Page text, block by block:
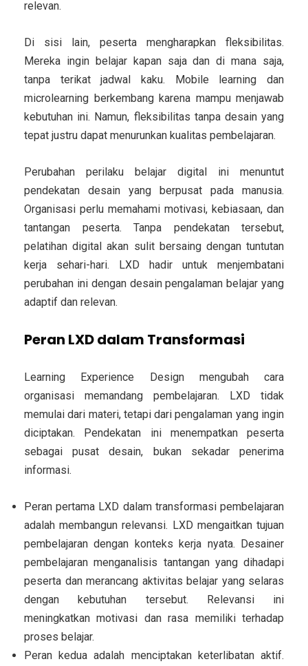
relevan.
Di sisi lain, peserta mengharapkan fleksibilitas.
Mereka ingin belajar kapan saja dan di mana saja,
tanpa terikat jadwal kaku. Mobile learning dan
microlearning berkembang karena mampu menjawab
kebutuhan ini. Namun, fleksibilitas tanpa desain yang
tepat justru dapat menurunkan kualitas pembelajaran.
Perubahan perilaku belajar digital ini menuntut
pendekatan desain yang berpusat pada manusia.
Organisasi perlu memahami motivasi, kebiasaan, dan
tantangan peserta. Tanpa pendekatan tersebut,
pelatihan digital akan sulit bersaing dengan tuntutan
kerja sehari-hari. LXD hadir untuk menjembatani
perubahan ini dengan desain pengalaman belajar yang
adaptif dan relevan.
Peran LXD dalam Transformasi
Learning Experience Design mengubah cara
organisasi memandang pembelajaran. LXD tidak
memulai dari materi, tetapi dari pengalaman yang ingin
diciptakan. Pendekatan ini menempatkan peserta
sebagai pusat desain, bukan sekadar penerima
informasi.
Peran pertama LXD dalam transformasi pembelajaran
adalah membangun relevansi. LXD mengaitkan tujuan
pembelajaran dengan konteks kerja nyata. Desainer
pembelajaran menganalisis tantangan yang dihadapi
peserta dan merancang aktivitas belajar yang selaras
dengan kebutuhan tersebut. Relevansi ini
meningkatkan motivasi dan rasa memiliki terhadap
proses belajar.
Peran kedua adalah menciptakan keterlibatan aktif.